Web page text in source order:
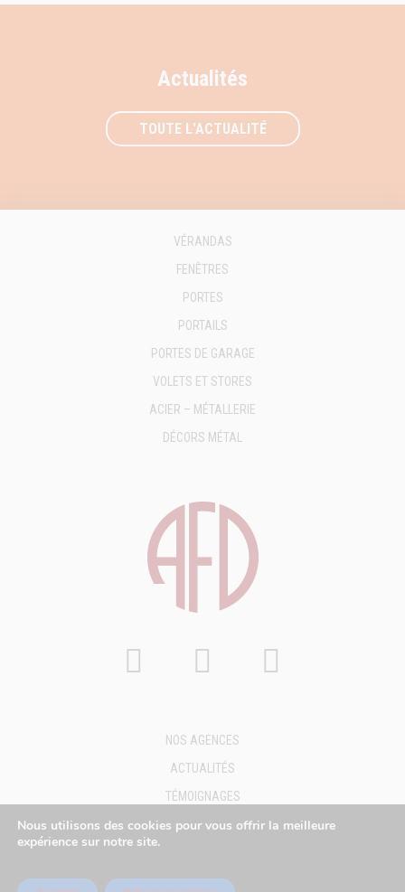
Actualités
TOUTE L'ACTUALITÉ
VÉRANDAS
FENÊTRES
PORTES
PORTAILS
PORTES DE GARAGE
VOLETS ET STORES
ACIER – MÉTALLERIE
DÉCORS MÉTAL
NOS AGENCES
ACTUALITÉS
TÉMOIGNAGES
FAQ
MENTIONS LÉGALES
Nous utilisons des cookies pour vous offrir la meilleure
expérience sur notre site.